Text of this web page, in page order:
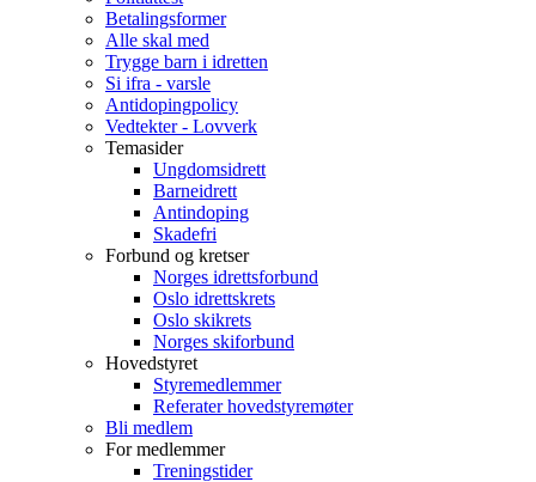
Betalingsformer
Alle skal med
Trygge barn i idretten
Si ifra - varsle
Antidopingpolicy
Vedtekter - Lovverk
Temasider
Ungdomsidrett
Barneidrett
Antindoping
Skadefri
Forbund og kretser
Norges idrettsforbund
Oslo idrettskrets
Oslo skikrets
Norges skiforbund
Hovedstyret
Styremedlemmer
Referater hovedstyremøter
Bli medlem
For medlemmer
Treningstider